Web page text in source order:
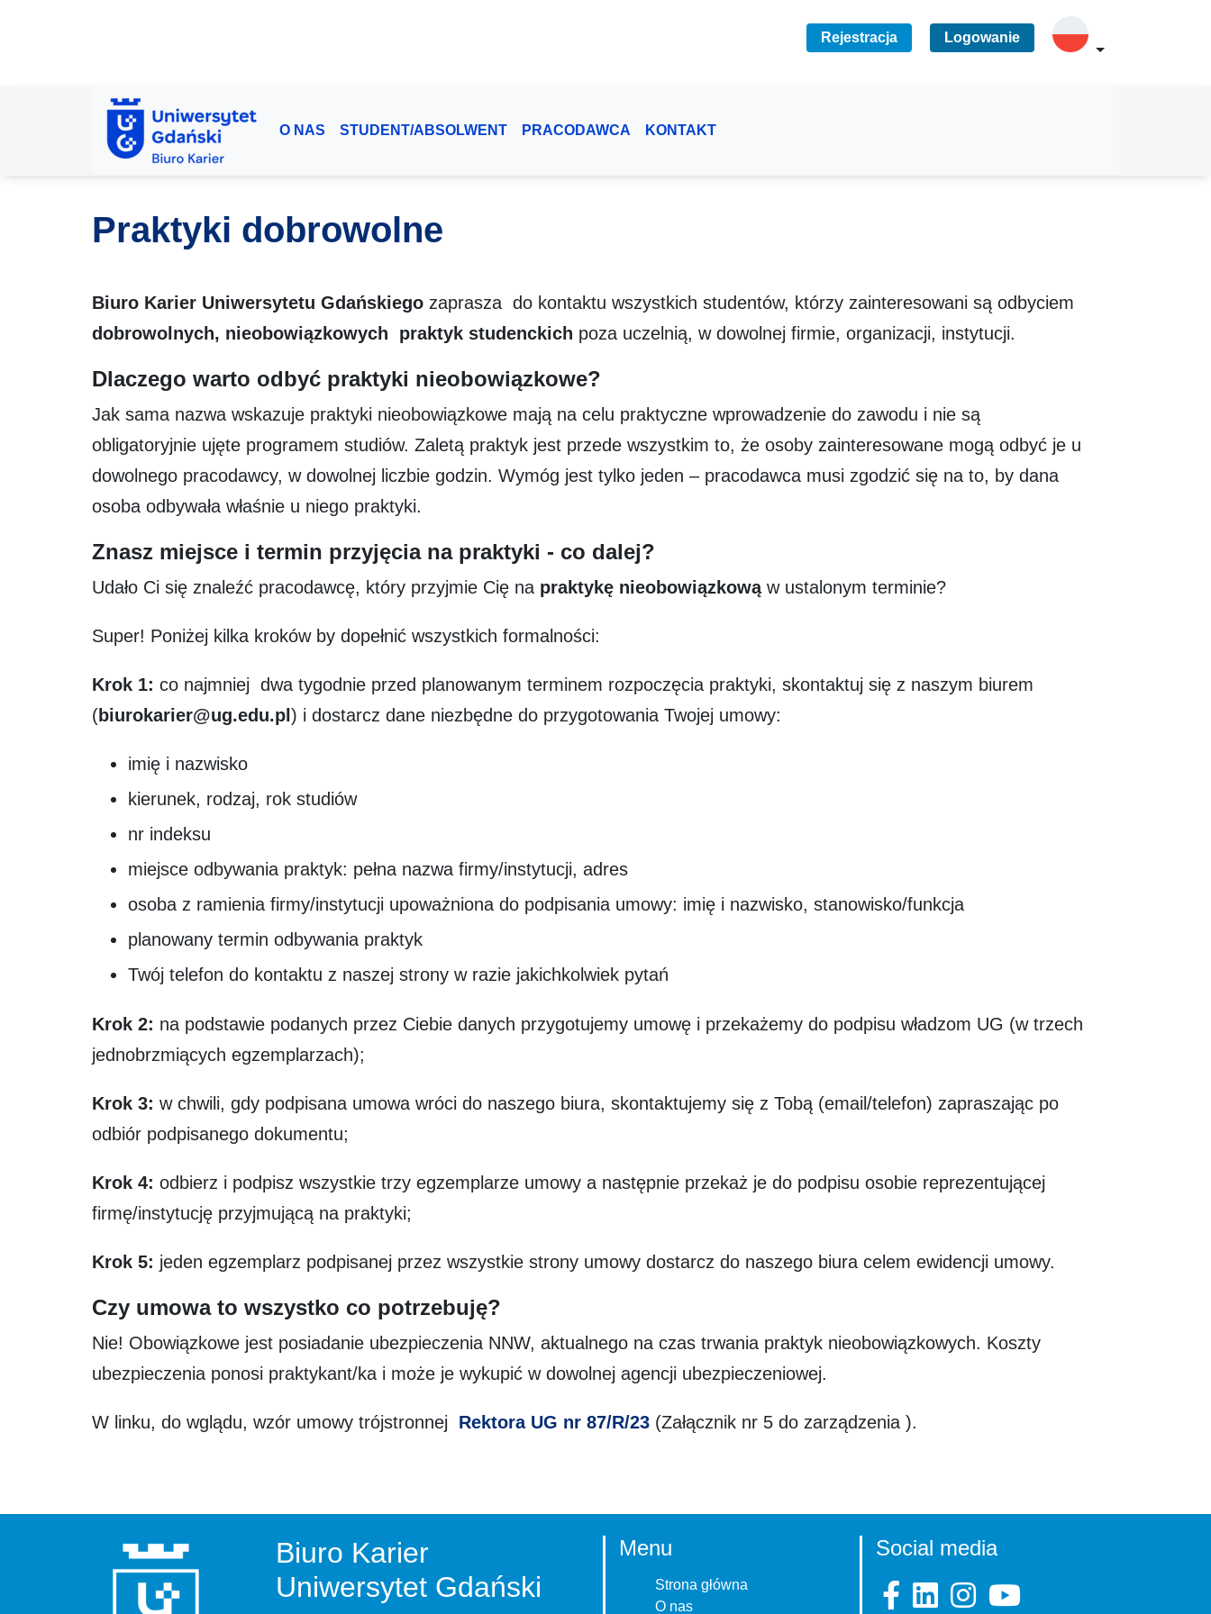
Rejestracja Logowanie
O NAS STUDENT/ABSOLWENT PRACODAWCA KONTAKT
Praktyki dobrowolne
Biuro Karier Uniwersytetu Gdańskiego zaprasza do kontaktu wszystkich studentów, którzy zainteresowani są odbyciem
dobrowolnych, nieobowiązkowych praktyk studenckich poza uczelnią, w dowolnej firmie, organizacji, instytucji.
Dlaczego warto odbyć praktyki nieobowiązkowe?
Jak sama nazwa wskazuje praktyki nieobowiązkowe mają na celu praktyczne wprowadzenie do zawodu i nie są
obligatoryjnie ujęte programem studiów. Zaletą praktyk jest przede wszystkim to, że osoby zainteresowane mogą odbyć je u
dowolnego pracodawcy, w dowolnej liczbie godzin. Wymóg jest tylko jeden – pracodawca musi zgodzić się na to, by dana
osoba odbywała właśnie u niego praktyki.
Znasz miejsce i termin przyjęcia na praktyki - co dalej?
Udało Ci się znaleźć pracodawcę, który przyjmie Cię na praktykę nieobowiązkowąw ustalonym terminie?
Super! Poniżej kilka kroków by dopełnić wszystkich formalności:
Krok 1: co najmniej dwa tygodnie przed planowanym terminem rozpoczęcia praktyki, skontaktuj się z naszym biurem
(biurokarier@ug.edu.pl ) i dostarcz dane niezbędne do przygotowania Twojej umowy:
imię i nazwisko
kierunek, rodzaj, rok studiów
nr indeksu
miejsce odbywania praktyk: pełna nazwa firmy/instytucji, adres
osoba z ramienia firmy/instytucji upoważniona do podpisania umowy: imię i nazwisko, stanowisko/funkcja
planowany termin odbywania praktyk
Twój telefon do kontaktu z naszej strony w razie jakichkolwiek pytań
Krok 2: na podstawie podanych przez Ciebie danych przygotujemy umowę i przekażemy do podpisu władzom UG (w trzech
jednobrzmiących egzemplarzach);
Krok 3: w chwili, gdy podpisana umowa wróci do naszego biura, skontaktujemy się z Tobą (email/telefon) zapraszając po
odbiór podpisanego dokumentu;
Krok 4: odbierz i podpisz wszystkie trzy egzemplarze umowy a następnie przekaż je do podpisu osobie reprezentującej
firmę/instytucję przyjmującą na praktyki;
Krok 5: jeden egzemplarz podpisanej przez wszystkie strony umowy dostarcz do naszego biura celem ewidencji umowy.
Czy umowa to wszystko co potrzebuję?
Nie! Obowiązkowe jest posiadanie ubezpieczenia NNW, aktualnego na czas trwania praktyk nieobowiązkowych. Koszty
ubezpieczenia ponosi praktykant/ka i może je wykupić w dowolnej agencji ubezpieczeniowej.
W linku, do wglądu, wzór umowy trójstronnej Rektora UG nr 87/R/23 (Załącznik nr 5 do zarządzenia ).
Biuro Karier
Uniwersytet Gdański
Menu
Strona główna
O nas
Social media